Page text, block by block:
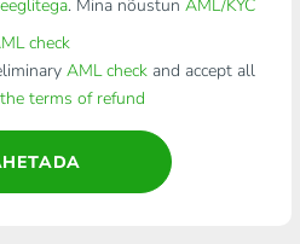
. Mina nõustun AML/KYC
check
AML checkand accept all
terms of refund